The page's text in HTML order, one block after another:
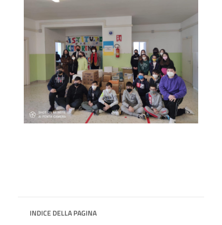
INDICE DELLA PAGINA